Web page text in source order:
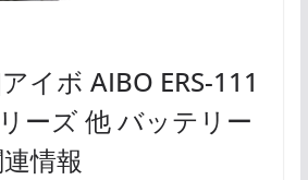
イボ AIBO ERS-111
ーズ 他 バッテリー
情報